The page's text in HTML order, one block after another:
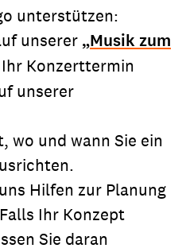
unterstützen:
unserer „Musik zum
Konzerttermin
unserer
wo und wann Sie ein
Hilfen zur Planung
Ihr Konzept
Sie daran